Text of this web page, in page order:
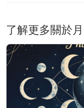
了解更多關於